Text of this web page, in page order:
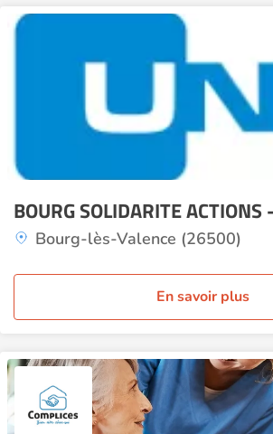
BOURG SOLIDARITE ACTIONS
Bourg-lès-Valence (26500)
En savoir plus